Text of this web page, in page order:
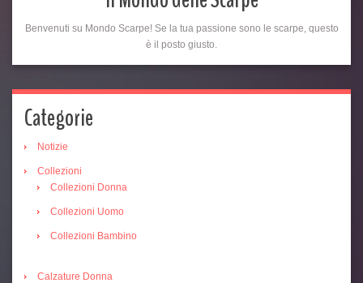
Benvenuti su Mondo Scarpe! Se la tua passione sono le scarpe, questo
è il posto giusto.
Categorie
Notizie
Collezioni
Collezioni Donna
Collezioni Uomo
Collezioni Bambino
Calzature Donna